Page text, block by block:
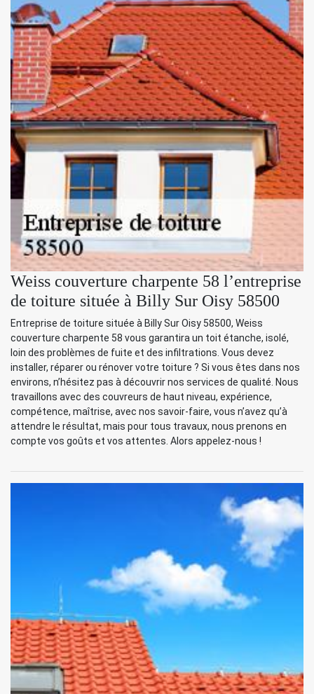
Weiss couverture charpente 58 l’entreprise
de toiture située à Billy Sur Oisy 58500
Entreprise de toiture située à Billy Sur Oisy 58500, Weiss
couverture charpente 58 vous garantira un toit étanche, isolé,
loin des problèmes de fuite et des infiltrations. Vous devez
installer, réparer ou rénover votre toiture ? Si vous êtes dans nos
environs, n’hésitez pas à découvrir nos services de qualité. Nous
travaillons avec des couvreurs de haut niveau, expérience,
compétence, maîtrise, avec nos savoir-faire, vous n’avez qu’à
attendre le résultat, mais pour tous travaux, nous prenons en
compte vos goûts et vos attentes. Alors appelez-nous !